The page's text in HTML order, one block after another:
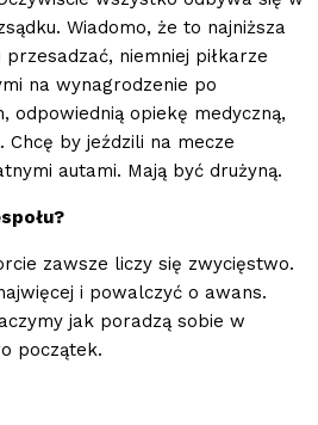
Wiadomo, że to najniższa
niemniej piłkarze
na wynagrodzenie po
odpowiednią opiekę medyczną,
Chcę by jeździli na mecze
autami. Mają być drużyną.
zawsze liczy się zwycięstwo.
i powalczyć o awans.
jak poradzą sobie w
początek.